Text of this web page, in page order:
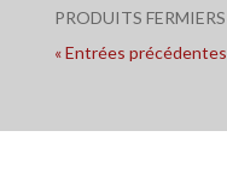
PRODUITS FERMIERS
« Entrées précédentes